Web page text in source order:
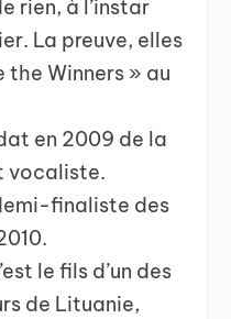
rien, à l’instar
La preuve, elles
Winners » au
en 2009 de la
vocaliste.
finaliste des
le fils d’un des
de Lituanie,